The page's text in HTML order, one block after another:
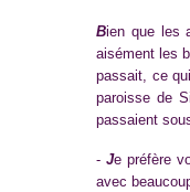
Bien que les
aisément les
passait, ce
paroisse de
passaient
-Je préfère
avec